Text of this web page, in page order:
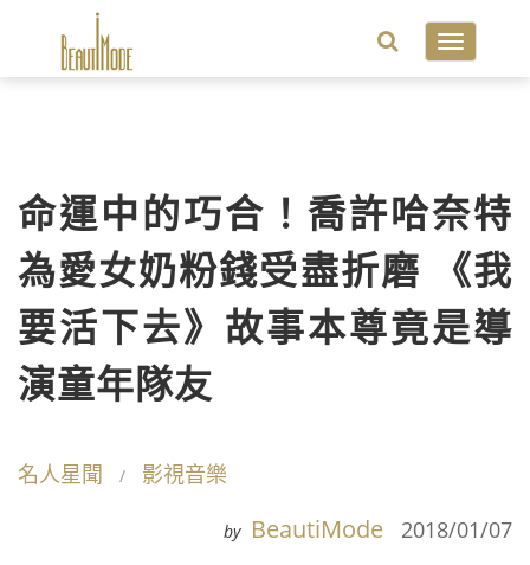
Toggle
命運中的巧合！喬許哈奈特
為愛女奶粉錢受盡折磨 《我
要活下去》故事本尊竟是導
演童年隊友
名人星聞 影視音樂
by BeautiMode 2018/01/07